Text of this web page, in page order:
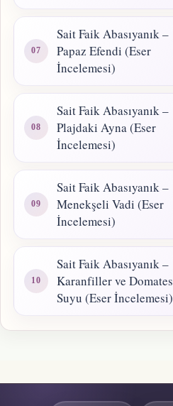
Sait Faik Abasıyanık –
Papaz Efendi (Eser
İncelemesi)
Sait Faik Abasıyanık –
Plajdaki Ayna (Eser
İncelemesi)
Sait Faik Abasıyanık –
Menekşeli Vadi (Eser
İncelemesi)
Sait Faik Abasıyanık –
Karanfiller ve Domates
Suyu (Eser İncelemesi)